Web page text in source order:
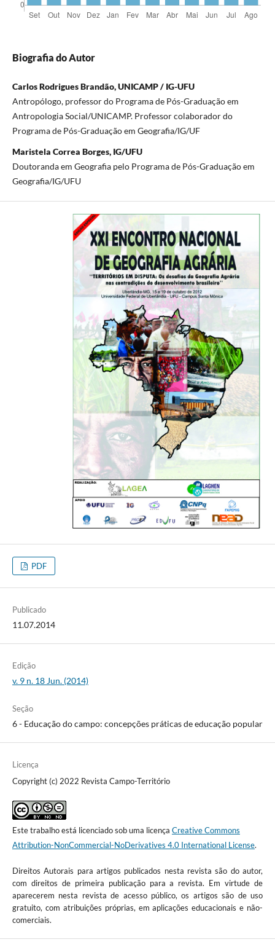
Biografia do Autor
Carlos Rodrigues Brandão, UNICAMP / IG-UFU
Antropólogo, professor do Programa de Pós-Graduação em
Antropologia Social/UNICAMP. Professor colaborador do
Programa de Pós-Graduação em Geografia/IG/UF
Maristela Correa Borges, IG/UFU
Doutoranda em Geografia pelo Programa de Pós-Graduação em
Geografia/IG/UFU
PDF
Publicado
11.07.2014
Edição
v. 9 n. 18 Jun. (2014)
Seção
6 - Educação do campo: concepções práticas de educação popular
Licença
Copyright (c) 2022 Revista Campo-Território
Este trabalho está licenciado sob uma licença Creative Commons
Attribution-NonCommercial-NoDerivatives 4.0 International License.
Direitos Autorais para artigos publicados nesta revista são do autor,
com direitos de primeira publicação para a revista. Em virtude de
aparecerem nesta revista de acesso público, os artigos são de uso
gratuito, com atribuições próprias, em aplicações educacionais e não-
comerciais.